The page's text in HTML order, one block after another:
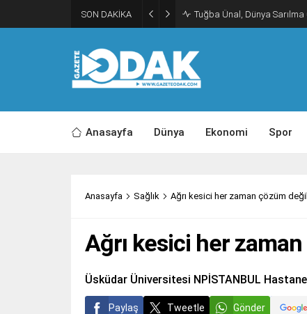
SON DAKİKA Tuğba Ünal, Dünya
Anasayfa Dünya Ekonomi Spor
Anasayfa Sağlık Ağrı kesici her zaman çözüm
Ağrı kesici her
Üsküdar Üniversitesi NPİSTANBUL
Paylaş Tweetle Gönder